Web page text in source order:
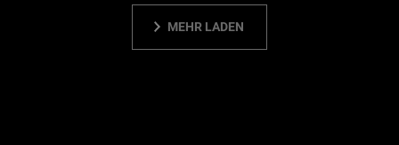
MEHR LADEN